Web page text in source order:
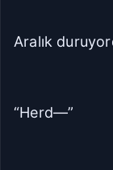
Aralık
“Herd—”